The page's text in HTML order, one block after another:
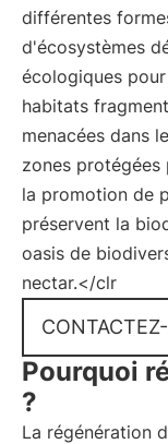
différentes
d'écosystèmes
écologiques
habitats
menacées dans
zones protégées
la promotion de
préservent la
oasis de
nectar.</clr
Pourquoi
?
La régénération